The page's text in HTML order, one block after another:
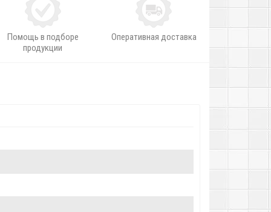
Помощь в подборе
продукции
Оперативная доставка